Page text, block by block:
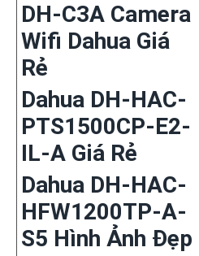
DH-C3A Camera
Wifi Dahua Giá
Rẻ
Dahua DH-HAC-
PTS1500CP-E2-
IL-A Giá Rẻ
Dahua DH-HAC-
HFW1200TP-A-
S5 Hình Ảnh Đẹp